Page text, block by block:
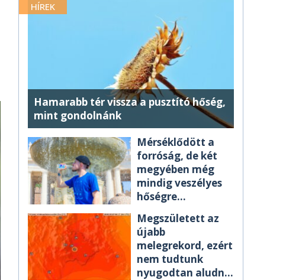
HÍREK
Hamarabb tér vissza a pusztító hőség,
mint gondolnánk
Mérséklődött a
forróság, de két
megyében még
mindig veszélyes
hőségre
Megszületett az
újabb
melegrekord, ezért
nem tudtunk
nyugodtan aludni